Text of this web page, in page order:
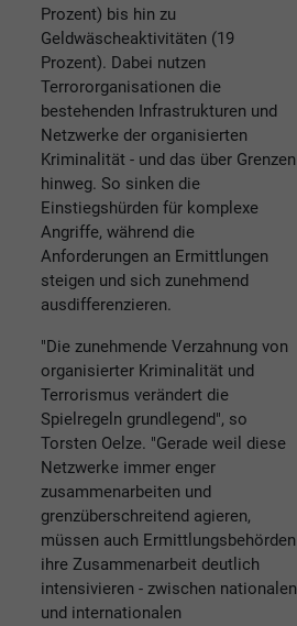
Prozent) bis hin zu
Geldwäscheaktivitäten (19
Prozent). Dabei nutzen
Terrororganisationen die
bestehenden Infrastrukturen und
Netzwerke der organisierten
Kriminalität - und das über Grenzen
hinweg. So sinken die
Einstiegshürden für komplexe
Angriffe, während die
Anforderungen an Ermittlungen
steigen und sich zunehmend
ausdifferenzieren.
"Die zunehmende Verzahnung von
organisierter Kriminalität und
Terrorismus verändert die
Spielregeln grundlegend", so
Torsten Oelze. "Gerade weil diese
Netzwerke immer enger
zusammenarbeiten und
grenzüberschreitend agieren,
müssen auch Ermittlungsbehörden
ihre Zusammenarbeit deutlich
intensivieren - zwischen nationalen
und internationalen